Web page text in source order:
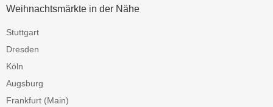
Weihnachtsmärkte in der Nähe
Stuttgart
Dresden
Köln
Augsburg
Frankfurt (Main)